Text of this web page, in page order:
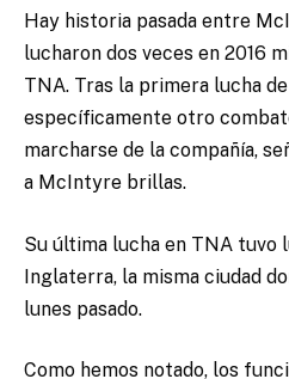
Hay historia pasada entre
lucharon dos veces en 2016
TNA. Tras la primera lucha
específicamente otro
marcharse de la compañía,
a McIntyre brillas.
Su última lucha en TNA tuvo
Inglaterra, la misma ciudad
lunes pasado.
Como hemos notado, los